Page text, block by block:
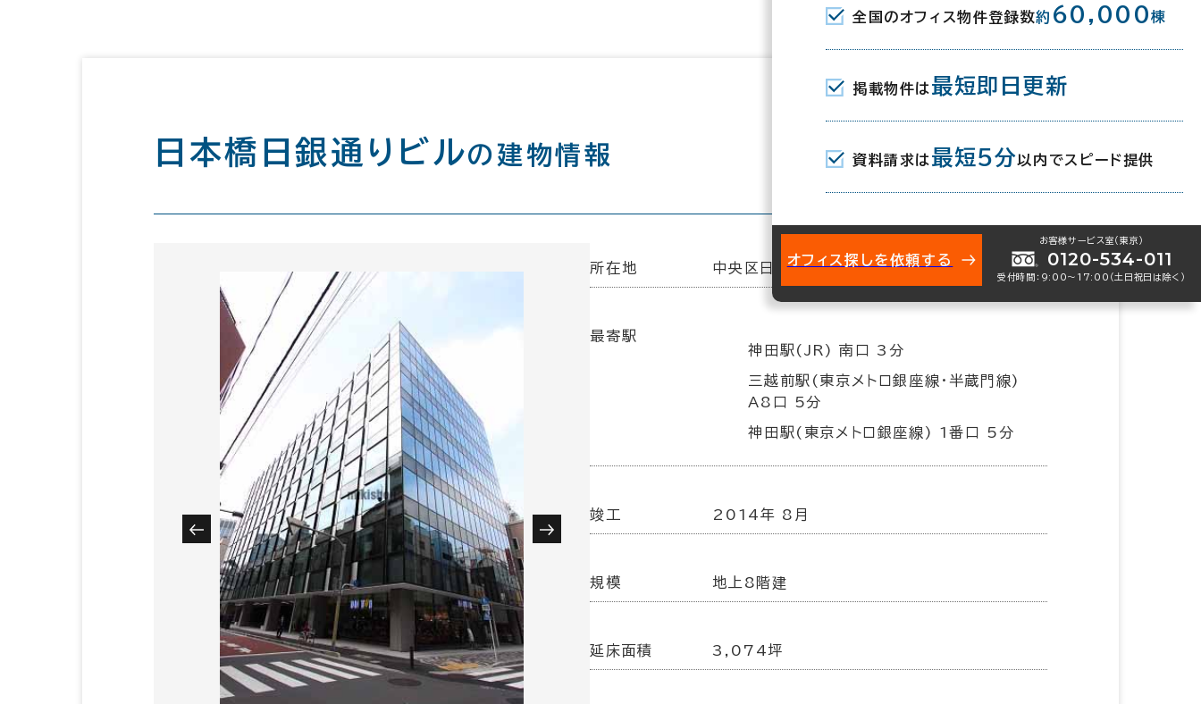
日本橋日銀通りビルの建物情報
所在地 中央区日本橋本石町4-6-7
最寄駅
神田駅(JR) 南口 3分
三越前駅(東京メトロ銀座線･半蔵門線)
A8口 5分
神田駅(東京メトロ銀座線) 1番口 5分
竣工 2014年 8月
規模 地上8階建
延床面積 3,074坪
全国のオフィス物件登録数約 60,000棟
掲載物件は 最短即日更新
資料請求は 最短5分 以内でスピード提供
オフィス探しを依頼する
お客様サービス室（東京）
0120-534-011
受付時間：9:00〜17:00（土日祝日は除く）